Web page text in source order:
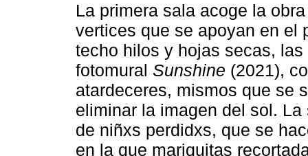
La primera sala acoge la
vertices que se apoyan en el
techo hilos y hojas secas,
fotomural Sunshine (2021),
atardeceres, mismos que se
eliminar la imagen del sol.
de niñxs perdidxs, que se
en la que mariquitas